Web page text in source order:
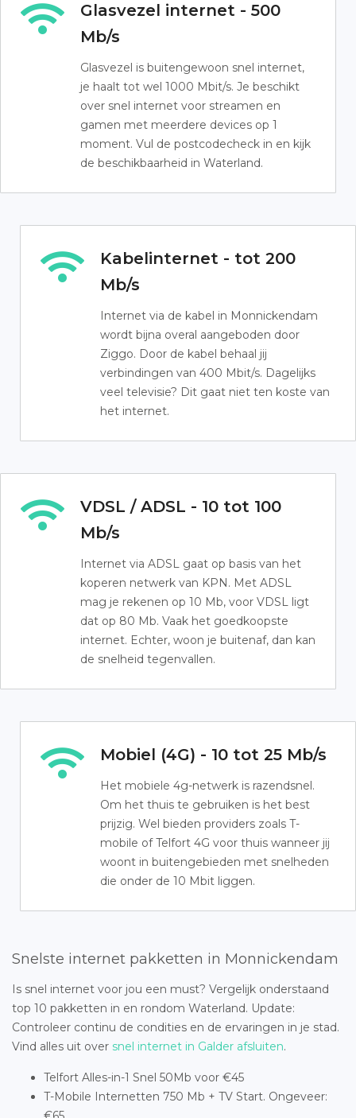
Glasvezel internet - 500
Mb/s
Glasvezel is buitengewoon snel internet,
je haalt tot wel 1000 Mbit/s. Je beschikt
over snel internet voor streamen en
gamen met meerdere devices op 1
moment. Vul de postcodecheck in en kijk
de beschikbaarheid in Waterland.
Kabelinternet - tot 200
Mb/s
Internet via de kabel in Monnickendam
wordt bijna overal aangeboden door
Ziggo. Door de kabel behaal jij
verbindingen van 400 Mbit/s. Dagelijks
veel televisie? Dit gaat niet ten koste van
het internet.
VDSL / ADSL - 10 tot 100
Mb/s
Internet via ADSL gaat op basis van het
koperen netwerk van KPN. Met ADSL
mag je rekenen op 10 Mb, voor VDSL ligt
dat op 80 Mb. Vaak het goedkoopste
internet. Echter, woon je buitenaf, dan kan
de snelheid tegenvallen.
Mobiel (4G) - 10 tot 25 Mb/s
Het mobiele 4g-netwerk is razendsnel.
Om het thuis te gebruiken is het best
prijzig. Wel bieden providers zoals T-
mobile of Telfort 4G voor thuis wanneer jij
woont in buitengebieden met snelheden
die onder de 10 Mbit liggen.
Snelste internet pakketten in Monnickendam
Is snel internet voor jou een must? Vergelijk onderstaand
top 10 pakketten in en rondom Waterland. Update:
Controleer continu de condities en de ervaringen in je stad.
Vind alles uit over snel internet in Galder afsluiten.
Telfort Alles-in-1 Snel 50Mb voor €45
T-Mobile Internetten 750 Mb + TV Start. Ongeveer: